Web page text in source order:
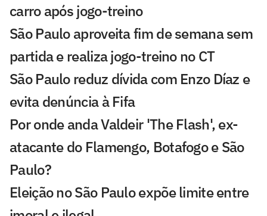
carro após jogo-treino
São Paulo aproveita fim de semana sem
partida e realiza jogo-treino no CT
São Paulo reduz dívida com Enzo Díaz e
evita denúncia à Fifa
Por onde anda Valdeir 'The Flash', ex-
atacante do Flamengo, Botafogo e São
Paulo?
Eleição no São Paulo expõe limite entre